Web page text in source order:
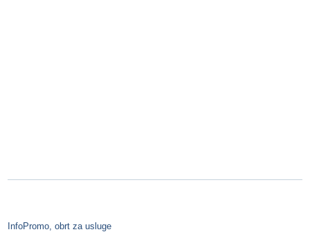
InfoPromo, obrt za usluge